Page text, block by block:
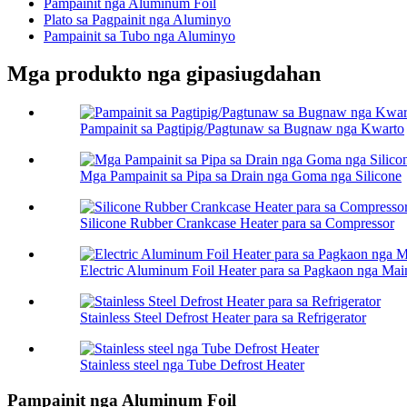
Plato sa Pagpainit nga Aluminyo
Pampainit sa Tubo nga Aluminyo
Mga produkto nga gipasiugdahan
Pampainit sa Pagtipig/Pagtunaw sa Bugnaw nga Kwarto
Mga Pampainit sa Pipa sa Drain nga Goma nga Silicone
Silicone Rubber Crankcase Heater para sa Compressor
Electric Aluminum Foil Heater para sa Pagkaon nga
Stainless Steel Defrost Heater para sa Refrigerator
Stainless steel nga Tube Defrost Heater
Pampainit nga Aluminum Foil